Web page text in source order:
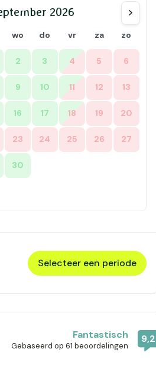
2026
wo do vr za zo
2 3 4 5 6
9 10 11 12 13
16 17 18 19 20
23 24 25 26 27
30
Selecteer een periode
Fantastisch
Gebaseerd op 61 beoordelingen
9,2